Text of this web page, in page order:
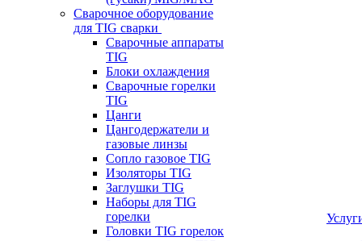
Сварочное оборудование
для TIG сварки
Сварочные аппараты
TIG
Блоки охлаждения
Сварочные горелки
TIG
Цанги
Цангодержатели и
газовые линзы
Сопло газовое TIG
Изоляторы TIG
Заглушки TIG
Наборы для TIG
горелки
Головки TIG горелок